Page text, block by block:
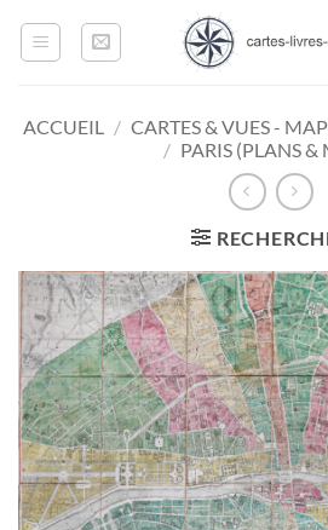
ACCUEIL / CARTES & VUES -
/ PARIS (PLANS &